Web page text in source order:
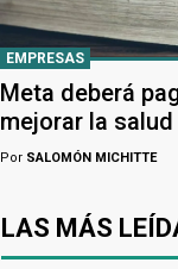
EMPRESAS
Meta deberá
mejorar la salud
Por SALOMÓN MICHITTE
LAS MÁS